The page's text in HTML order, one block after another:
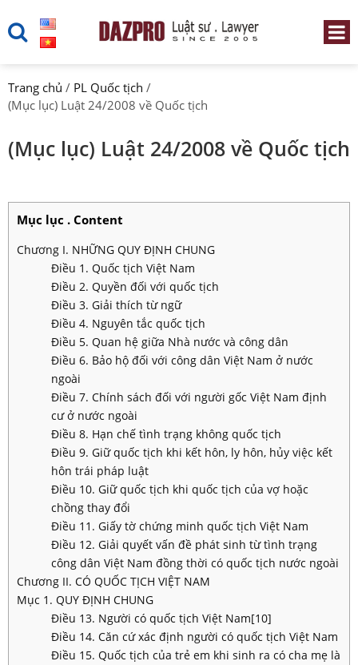
Trang chủ / PL Quốc tịch /
(Mục lục) Luật 24/2008 về Quốc tịch
(Mục lục) Luật 24/2008 về Quốc tịch
Mục lục . Content
Chương I. NHỮNG QUY ĐỊNH CHUNG
Điều 1. Quốc tịch Việt Nam
Điều 2. Quyền đối với quốc tịch
Điều 3. Giải thích từ ngữ
Điều 4. Nguyên tắc quốc tịch
Điều 5. Quan hệ giữa Nhà nước và công dân
Điều 6. Bảo hộ đối với công dân Việt Nam ở nước
ngoài
Điều 7. Chính sách đối với người gốc Việt Nam định
cư ở nước ngoài
Điều 8. Hạn chế tình trạng không quốc tịch
Điều 9. Giữ quốc tịch khi kết hôn, ly hôn, hủy việc kết
hôn trái pháp luật
Điều 10. Giữ quốc tịch khi quốc tịch của vợ hoặc
chồng thay đổi
Điều 11. Giấy tờ chứng minh quốc tịch Việt Nam
Điều 12. Giải quyết vấn đề phát sinh từ tình trạng
công dân Việt Nam đồng thời có quốc tịch nước ngoài
Chương II. CÓ QUỐC TỊCH VIỆT NAM
Mục 1. QUY ĐỊNH CHUNG
Điều 13. Người có quốc tịch Việt Nam[10]
Điều 14. Căn cứ xác định người có quốc tịch Việt Nam
Điều 15. Quốc tịch của trẻ em khi sinh ra có cha mẹ là